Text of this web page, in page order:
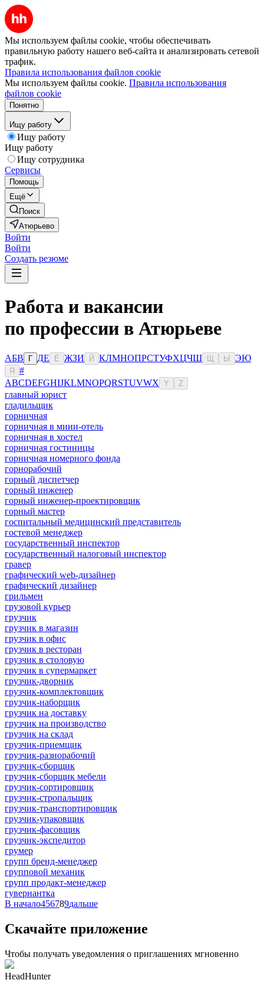
Мы используем файлы cookie, чтобы обеспечивать
правильную работу нашего веб-сайта и анализировать сетевой
трафик.
Правила использования файлов cookie
Мы используем файлы cookie. Правила использования
файлов cookie
Понятно
Ищу работу
Ищу работу
Ищу работу
Ищу сотрудника
Сервисы
Помощь
Ещё
Поиск
Атюрьево
Войти
Войти
Создать резюме
Работа и вакансии
по профессии в Атюрьеве
АБВ Г ДЕ Ё ЖЗИ Й КЛМНОПРСТУФХЦЧШ Ы ЭЮ
Я
#
ABCDEFGHIJKLMNOPQRSTUVWX Y Z
главный юрист
гладильщик
горничная
горничная в мини-отель
горничная в хостел
горничная гостиницы
горничная номерного фонда
горнорабочий
горный диспетчер
горный инженер
горный инженер-проектировщик
горный мастер
госпитальный медицинский представитель
гостевой менеджер
государственный инспектор
государственный налоговый инспектор
гравер
графический web-дизайнер
графический дизайнер
грильмен
грузовой курьер
грузчик
грузчик в магазин
грузчик в офис
грузчик в ресторан
грузчик в столовую
грузчик в супермаркет
грузчик-дворник
грузчик-комплектовщик
грузчик-наборщик
грузчик на доставку
грузчик на производство
грузчик на склад
грузчик-приемщик
грузчик-разнорабочий
грузчик-сборщик
грузчик-сборщик мебели
грузчик-сортировщик
грузчик-стропальщик
грузчик-транспортировщик
грузчик-упаковщик
грузчик-фасовщик
грузчик-экспедитор
грумер
групп бренд-менеджер
групповой механик
групп продакт-менеджер
гувернантка
В начало456789дальше
Скачайте приложение
Чтобы получать уведомления о приглашениях мгновенно
HeadHunter